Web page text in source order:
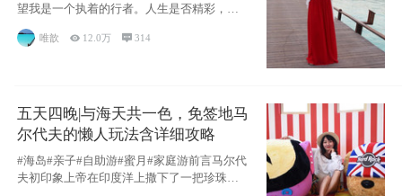
望我是一个执着的行者。人生是否精彩，都
源于自己
唯歆  12.0万  314
五天四晚|与海天共一色，免签地马
尔代夫的懒人玩法含详细攻略
#海岛#亲子#自助游#蜜月#家庭游前言马尔代
夫初印象上帝在印度洋上撒下了一把珍珠，